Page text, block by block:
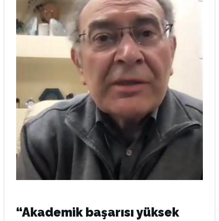
“Akademik başarısı yüksek